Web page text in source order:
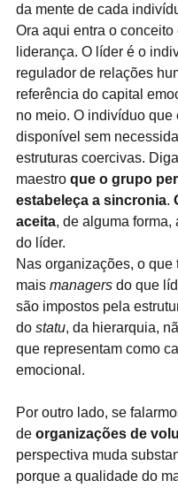
da mente de cada
Ora aqui entra o
liderança. O líder é o
regulador de relações
referência do capital
no meio. O indivíduo que
disponível sem
estruturas coercivas.
maestro que o grupo
estabeleça a sincronia.
aceita, de alguma forma,
do líder.
Nas organizações, o que
mais managers do que
são impostos pela
do statu, da hierarquia,
que representam como
emocional.
Por outro lado, se
de organizações de
perspectiva muda
porque a qualidade do